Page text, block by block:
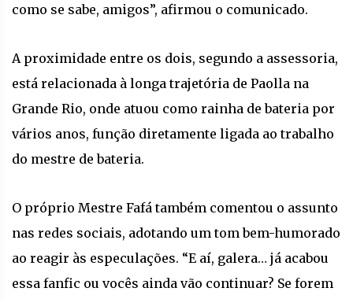
como se sabe, amigos”, afirmou o comunicado.
A proximidade entre os dois, segundo a assessoria,
está relacionada à longa trajetória de Paolla na
Grande Rio, onde atuou como rainha de bateria por
vários anos, função diretamente ligada ao trabalho
do mestre de bateria.
O próprio Mestre Fafá também comentou o assunto
nas redes sociais, adotando um tom bem-humorado
ao reagir às especulações. “E aí, galera… já acabou
essa fanfic ou vocês ainda vão continuar? Se forem